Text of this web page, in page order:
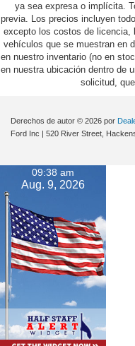
ya sea expresa o implícita.
previa. Los precios incluyen
excepto los costos de licencia,
vehículos que se muestran en
en nuestro inventario (no en
en nuestra ubicación dentro de
solicitud,
Derechos de autor © 2026 por
Ford Inc
520 River Street,
09:38 am
Aug. 9, 2026